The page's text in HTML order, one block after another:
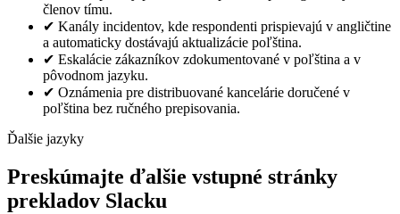
členov tímu.
✔ Kanály incidentov, kde respondenti prispievajú v angličtine
a automaticky dostávajú aktualizácie poľština.
✔ Eskalácie zákazníkov zdokumentované v poľština a v
pôvodnom jazyku.
✔ Oznámenia pre distribuované kancelárie doručené v
poľština bez ručného prepisovania.
Ďalšie jazyky
Preskúmajte ďalšie vstupné stránky
prekladov Slacku